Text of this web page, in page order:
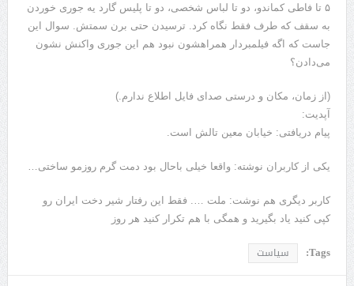
۵ تا فاطی کماندو، دو تا لباس شخصی، دو تا پلیس گارد یه جوری خوردن
به سقف که طرف فقط نگاه کرد. ترسیدن حتی برن سمتش. سوال این
جاست که اگه فیلمبردار همراهشون نبود هم این جوری واکنش نشون
می‌دادن؟
(از زمان،‌ مکان و درستی صدای فایل اطلاع ندارم.)
آپدیت:
پیام دریافتی: خیابان معین تالش است.
یکی از کاربران نوشته: واقعا خیلی باحال بود دمت گرم روزمو ساختی…
کاربر دیگری هم نوشت: ملت …. فقط این رفتار شیر دخت ایران رو
کپی کنید یاد بگیرید و همگی با هم تکرار کنید هر روز
Tags: سیاست